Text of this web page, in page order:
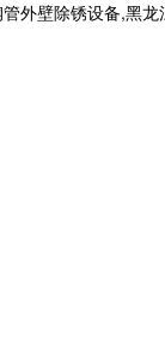
外壁除锈设备,黑